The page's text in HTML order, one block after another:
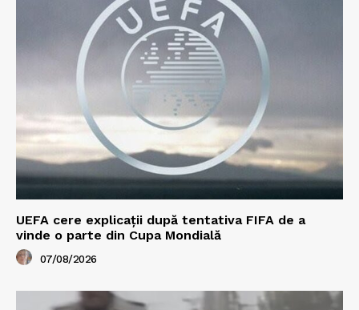
UEFA cere explicații după tentativa FIFA de a
vinde o parte din Cupa Mondială
07/08/2026